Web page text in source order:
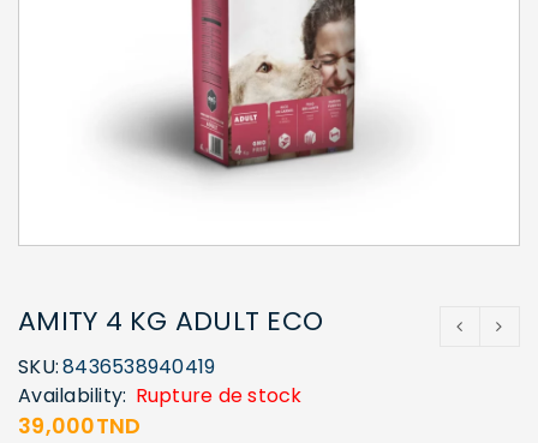
AMITY 4 KG ADULT ECO
SKU:8436538940419
Availability: Rupture de stock
39,000TND